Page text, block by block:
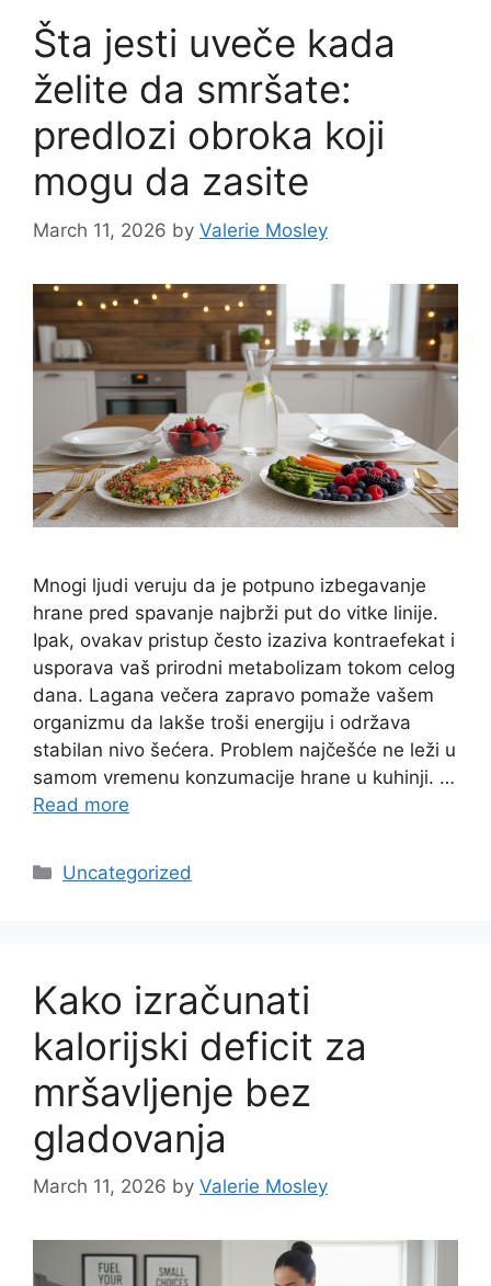
Šta jesti uveče kada
želite da smršate:
predlozi obroka koji
mogu da zasite
March 11, 2026 by Valerie Mosley
Mnogi ljudi veruju da je potpuno izbegavanje
hrane pred spavanje najbrži put do vitke linije.
Ipak, ovakav pristup često izaziva kontraefekat i
usporava vaš prirodni metabolizam tokom celog
dana. Lagana večera zapravo pomaže vašem
organizmu da lakše troši energiju i održava
stabilan nivo šećera. Problem najčešće ne leži u
samom vremenu konzumacije hrane u kuhinji. …
Read more
Categories
Uncategorized
Kako izračunati
kalorijski deficit za
mršavljenje bez
gladovanja
March 11, 2026 by Valerie Mosley